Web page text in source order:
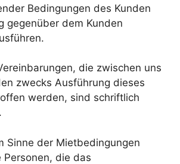
Bedingungen des Kunden
gegenüber dem Kunden
die zwischen uns
zwecks Ausführung dieses
werden, sind schriftlich
Sinne der Mietbedingungen
Personen, die das